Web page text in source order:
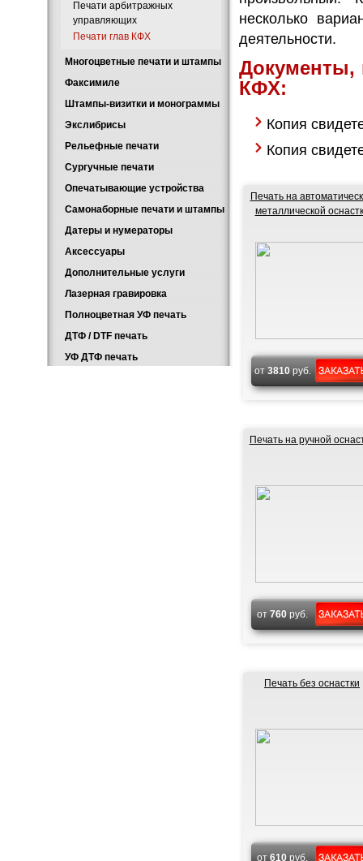
несколько
деятельности.
Документы,
КФХ:
Копия
Копия
Печать на
металлической
от3810руб.
Печать на ручной
от760руб.
Печать без оснастки
от610руб.
Печати арбитражных
управляющих
Печати глав КФХ
Многоцветные печати и штампы
Факсимиле
Штампы-визитки и монограммы
Экслибрисы
Рельефные печати
Сургучные печати
Опечатывающие устройства
Самонаборные печати и штампы
Датеры и нумераторы
Аксессуары
Дополнительные услуги
Лазерная гравировка
Полноцветная УФ печать
ДТФ / DTF печать
УФ ДТФ печать